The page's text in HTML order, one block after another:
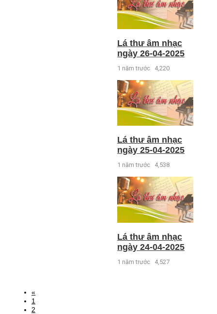
Lá thư âm nhạc
ngày 26-04-2025
1 năm trước 4,220
Lá thư âm nhạc
ngày 25-04-2025
1 năm trước 4,538
Lá thư âm nhạc
ngày 24-04-2025
1 năm trước 4,527
«
1
2